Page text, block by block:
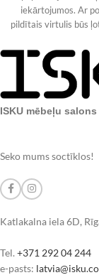
iekārtojumos. Ar
pildītais virtulis būs
ISKU mēbeļu
Seko mums soctīklos!
Katlakalna iela 6D,
Tel. +371 292 04 244
e-pasts: